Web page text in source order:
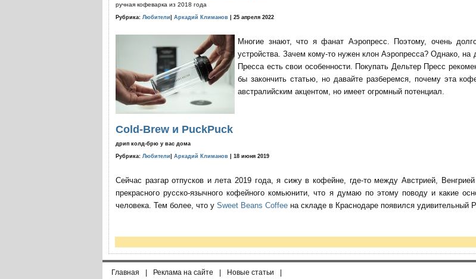
ручная кофеварка из 2018 года
Рубрика: Любители Аркадий Климанов | 25 апреля 2022
Многие знают, что я фанат Аэропресс. Поэтому, очень
устройства. Зачем кому-то нужен клон Аэропресса? Однако, на
Пресса есть свои особенности. Покупать Дельтер Пресс
бы закончить статью, но давайте разберемся, почему эта
австралийским акцентом, но имеет огромный потенциал.
Cold-Brew и PuckPuck
дрип колд-брю у вас дома
Рубрика: Любители Аркадий Климанов | 18 июня 2019
Сейчас разгар отпусков и лета 2019 года, я сижу в кофейне, где-то между Австрией,
прекрасного русско-язычного кофейного комьюнити, что я думаю по этому поводу и какие
человека. Тем более, что у Sweet Beans Coffee на складе в Краснодаре появился удивительный
Главная | Реклама на сайте | Новые статьи |